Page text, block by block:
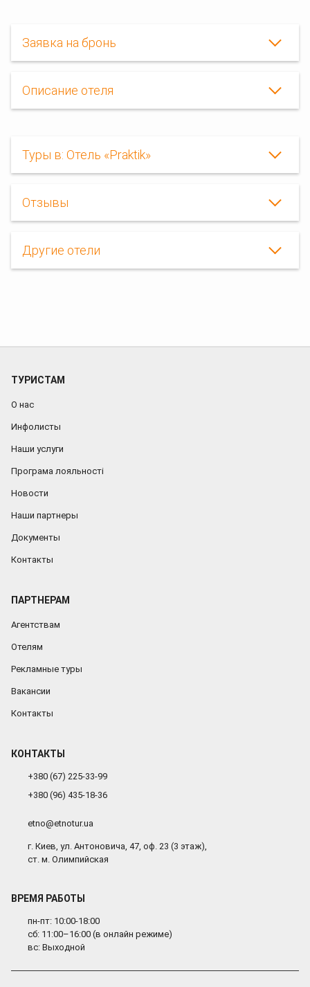
Заявка на бронь
Описание отеля
Туры в: Отель «Praktik»
Отзывы
Другие отели
ТУРИСТАМ
О нас
Инфолисты
Наши услуги
Програма лояльності
Новости
Наши партнеры
Документы
Контакты
ПАРТНЕРАМ
Агентствам
Отелям
Рекламные туры
Вакансии
Контакты
КОНТАКТЫ
+380 (67) 225-33-99
+380 (96) 435-18-36
etno@etnotur.ua
г. Киев, ул. Антоновича, 47, оф. 23 (3 этаж),
ст. м. Олимпийская
ВРЕМЯ РАБОТЫ
пн-пт: 10:00-18:00
сб: 11:00–16:00 (в онлайн режиме)
вс: Выходной